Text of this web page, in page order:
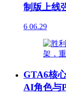
制版上线
6 06.29
GTA6核
AI角色与